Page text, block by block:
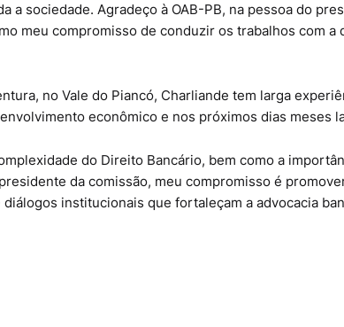
a sociedade. Agradeço à OAB-PB, na pessoa do
meu compromisso de conduzir os trabalhos com a
no Vale do Piancó, Charliande tem larga
econômico e nos próximos dias meses
do Direito Bancário, bem como a
da comissão, meu compromisso é
institucionais que fortaleçam a advocacia